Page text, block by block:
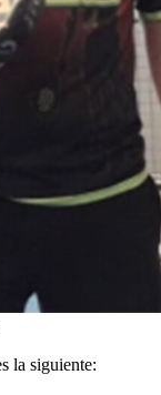
la siguiente: